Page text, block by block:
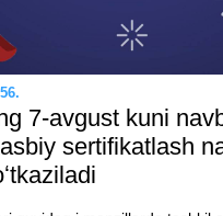
7-avgust kuni
sertifikatlash